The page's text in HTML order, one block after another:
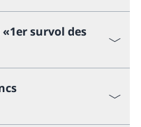
survol des